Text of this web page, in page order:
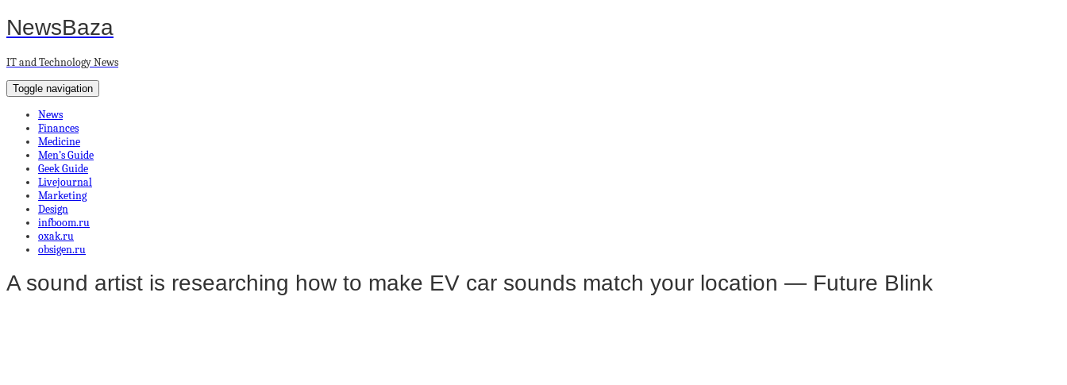
NewsBaza
IT and Technology News
Toggle navigation
News
Finances
Medicine
Men’s Guide
Geek Guide
Livejournal
Marketing
Design
infboom.ru
oxak.ru
obsigen.ru
A sound artist is researching how to make EV car sounds match your location — Future Blink